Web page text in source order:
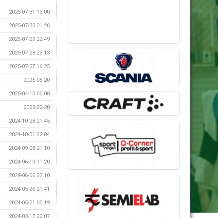
2025-07-31 13:00
2025-07-30 21:26
2025-07-29 22:49
2025-07-28 23:13
2025-07-27 16:25
2025-05-20
2025-04-13 00:08
2025-02-20
2024-10-28 21:45
2024-10-01 22:04
2024-09-08 21:10
2024-06-19 11:20
2024-06-06 23:10
2024-05-26 21:41
2024-05-21 00:19
2024-03-17 22:07